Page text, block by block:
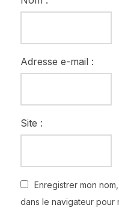
Adresse e-mail :
Site :
Enregistrer mon
dans le navigateur pour